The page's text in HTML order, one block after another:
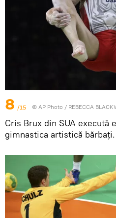
8 /15 © AP Photo / REBECCA
Cris Brux din SUA execută
gimnastica artistică bărbați.